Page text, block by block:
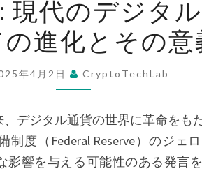
ッ
ト
コ
イ
現
代
の
現代のデジタ
の進化とその意
年4月2日 CryptoTechLab
デジタル通貨の世界に革命をも
度（Federal Reserve）のジェ
影響を与える可能性のある発言